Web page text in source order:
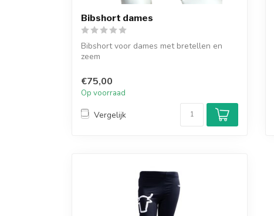
Bibshort dames
Bibshort voor dames met bretellen en
zeem
€75,00
Op voorraad
Vergelijk